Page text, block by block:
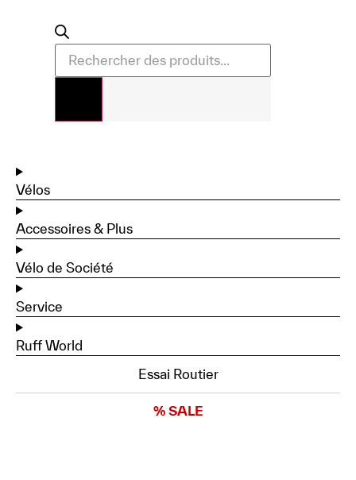
Vélos
Accessoires & Plus
Vélo de Société
Service
Ruff World
Essai Routier
% SALE